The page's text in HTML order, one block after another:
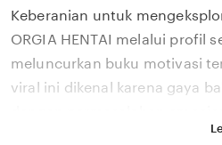
description
Keberanian untuk
ORGIA HENTAI melalui profil
meluncurkan buku motivasi
viral ini dikenal karena gaya
2026. Melalui sistem 🔥